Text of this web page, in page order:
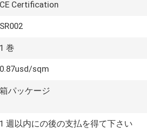
CE Certification
SR002
1 巻
0.87usd/sqm
箱パッケージ
1 週以内にの後の支払を得て下さい